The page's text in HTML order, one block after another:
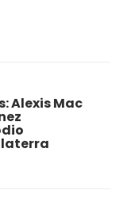
Alexis Mac